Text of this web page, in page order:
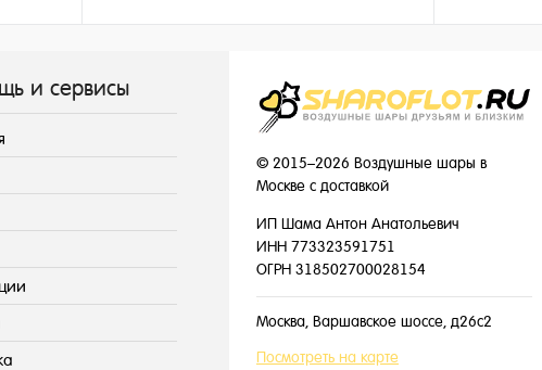
и сервисы
© 2015–2026 Воздушные шары в
Москве с доставкой
ИП Шама Антон Анатольевич
ИНН 773323591751
ОГРН 318502700028154
Москва, Варшавское шоссе, д26с2
Посмотреть на карте